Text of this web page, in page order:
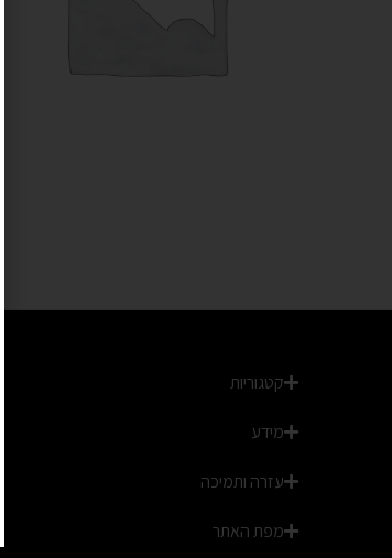
קטגוריות
מידע
עזרה ותמיכה
מפת האתר